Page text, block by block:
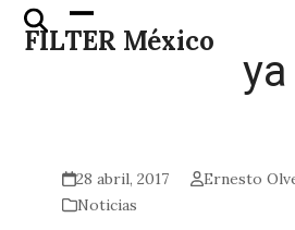
Skip
FILTER México
Open
mobile
Close
mobile
28 abril, 2017
Ernesto
Noticias